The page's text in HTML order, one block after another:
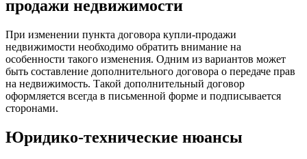
продажи недвижимости
При изменении пункта договора купли-продажи
недвижимости необходимо обратить внимание на
особенности такого изменения. Одним из вариантов может
быть составление дополнительного договора о передаче прав
на недвижимость. Такой дополнительный договор
оформляется всегда в письменной форме и подписывается
сторонами.
Юридико-технические нюансы